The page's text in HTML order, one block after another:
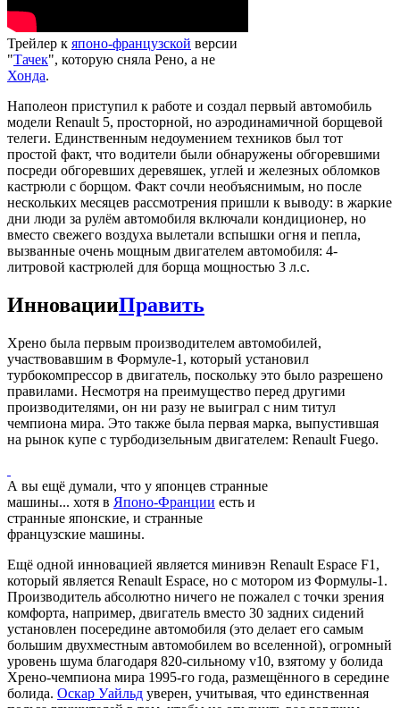
Трейлер к японо-французской версии
"Тачек", которую сняла Рено, а не
Хонда.
Наполеон приступил к работе и создал первый автомобиль
модели Renault 5, просторной, но аэродинамичной борщевой
телеги. Единственным недоумением техников был тот
простой факт, что водители были обнаружены обгоревшими
посреди обгоревших деревяшек, углей и железных обломков
кастрюли с борщом. Факт сочли необъяснимым, но после
нескольких месяцев рассмотрения пришли к выводу: в жаркие
дни люди за рулём автомобиля включали кондиционер, но
вместо свежего воздуха вылетали вспышки огня и пепла,
вызванные очень мощным двигателем автомобиля: 4-
литровой кастрюлей для борща мощностью 3 л.с.
ИнновацииПравить
Хрено была первым производителем автомобилей,
участвовавшим в Формуле-1, который установил
турбокомпрессор в двигатель, поскольку это было разрешено
правилами. Несмотря на преимущество перед другими
производителями, он ни разу не выиграл с ним титул
чемпиона мира. Это также была первая марка, выпустившая
на рынок купе с турбодизельным двигателем: Renault Fuego.
А вы ещё думали, что у японцев странные
машины... хотя в Японо-Франции есть и
странные японские, и странные
французские машины.
Ещё одной инновацией является минивэн Renault Espace F1,
который является Renault Espace, но с мотором из Формулы-1.
Производитель абсолютно ничего не пожалел с точки зрения
комфорта, например, двигатель вместо 30 задних сидений
установлен посередине автомобиля (это делает его самым
большим двухместным автомобилем во вселенной), огромный
уровень шума благодаря 820-сильному v10, взятому у болида
Хрено-чемпиона мира 1995-го года, размещённого в середине
болида. Оскар Уайльд уверен, учитывая, что единственная